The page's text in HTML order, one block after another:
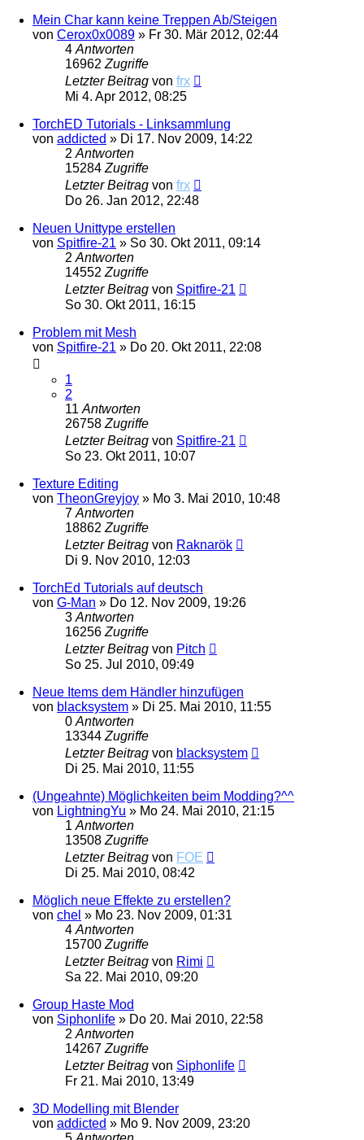
Mein Char kann keine Treppen Ab/Steigen
von Cerox0x0089 » Fr 30. Mär 2012, 02:44
4 Antworten
16962 Zugriffe
Letzter Beitrag von frx
Mi 4. Apr 2012, 08:25
TorchED Tutorials - Linksammlung
von addicted » Di 17. Nov 2009, 14:22
2 Antworten
15284 Zugriffe
Letzter Beitrag von frx
Do 26. Jan 2012, 22:48
Neuen Unittype erstellen
von Spitfire-21 » So 30. Okt 2011, 09:14
2 Antworten
14552 Zugriffe
Letzter Beitrag von Spitfire-21
So 30. Okt 2011, 16:15
Problem mit Mesh
von Spitfire-21 » Do 20. Okt 2011, 22:08
1
2
11 Antworten
26758 Zugriffe
Letzter Beitrag von Spitfire-21
So 23. Okt 2011, 10:07
Texture Editing
von TheonGreyjoy » Mo 3. Mai 2010, 10:48
7 Antworten
18862 Zugriffe
Letzter Beitrag von Raknarök
Di 9. Nov 2010, 12:03
TorchEd Tutorials auf deutsch
von G-Man » Do 12. Nov 2009, 19:26
3 Antworten
16256 Zugriffe
Letzter Beitrag von Pitch
So 25. Jul 2010, 09:49
Neue Items dem Händler hinzufügen
von blacksystem » Di 25. Mai 2010, 11:55
0 Antworten
13344 Zugriffe
Letzter Beitrag von blacksystem
Di 25. Mai 2010, 11:55
(Ungeahnte) Möglichkeiten beim Modding?^^
von LightningYu » Mo 24. Mai 2010, 21:15
1 Antworten
13508 Zugriffe
Letzter Beitrag von FOE
Di 25. Mai 2010, 08:42
Möglich neue Effekte zu erstellen?
von chel » Mo 23. Nov 2009, 01:31
4 Antworten
15700 Zugriffe
Letzter Beitrag von Rimi
Sa 22. Mai 2010, 09:20
Group Haste Mod
von Siphonlife » Do 20. Mai 2010, 22:58
2 Antworten
14267 Zugriffe
Letzter Beitrag von Siphonlife
Fr 21. Mai 2010, 13:49
3D Modelling mit Blender
von addicted » Mo 9. Nov 2009, 23:20